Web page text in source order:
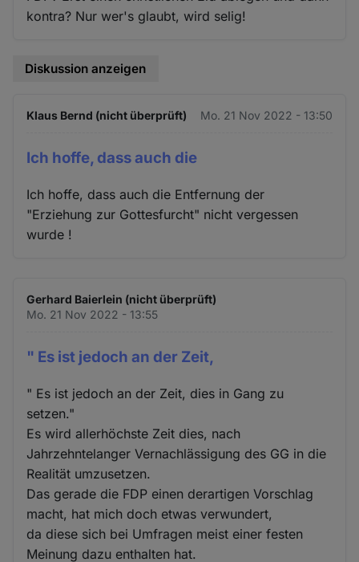
kontra? Nur wer's glaubt, wird selig!
Diskussion anzeigen
Klaus Bernd (nicht überprüft) Mo. 21 Nov 2022 - 13:50
Ich hoffe, dass auch die
Ich hoffe, dass auch die Entfernung der
"Erziehung zur Gottesfurcht" nicht vergessen
wurde !
Gerhard Baierlein (nicht überprüft)
Mo. 21 Nov 2022 - 13:55
" Es ist jedoch an der Zeit,
" Es ist jedoch an der Zeit, dies in Gang zu
setzen."
Es wird allerhöchste Zeit dies, nach
Jahrzehntelanger Vernachlässigung des GG in die
Realität umzusetzen.
Das gerade die FDP einen derartigen Vorschlag
macht, hat mich doch etwas verwundert,
da diese sich bei Umfragen meist einer festen
Meinung dazu enthalten hat.